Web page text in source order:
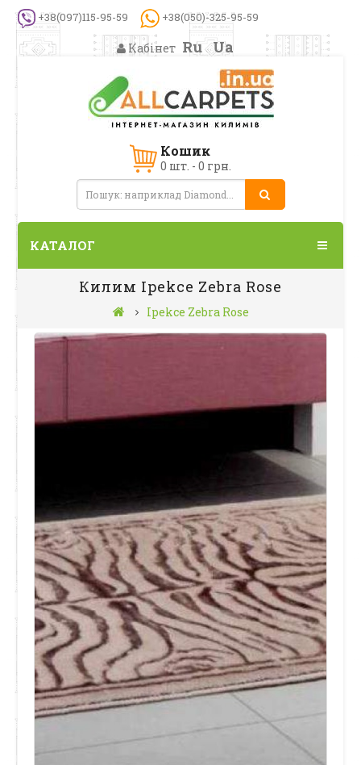
+38(097)115-95-59 +38(050)-325-95-59
Кабінет Ru Ua
Кошик
0 шт. - 0 грн.
КАТАЛОГ
Килим Ipekce Zebra Rose
Ipekce Zebra Rose